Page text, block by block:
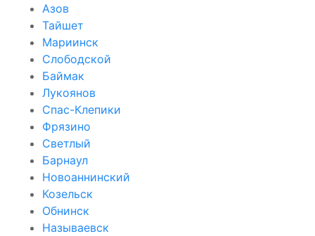
Азов
Тайшет
Мариинск
Слободской
Баймак
Лукоянов
Спас-Клепики
Фрязино
Светлый
Барнаул
Новоаннинский
Козельск
Обнинск
Называевск